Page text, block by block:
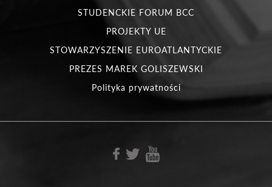
STUDENCKIE FORUM BCC
PROJEKTY UE
STOWARZYSZENIE EUROATLANTYCKIE
PREZES MAREK GOLISZEWSKI
Polityka prywatności